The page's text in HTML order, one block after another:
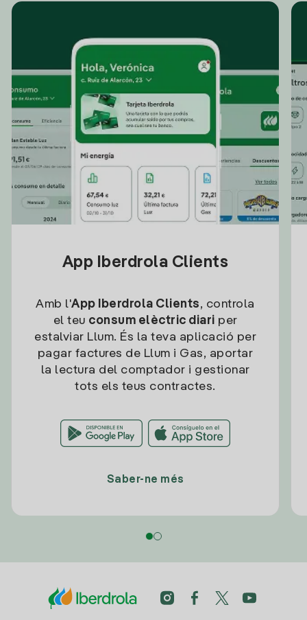
App Iberdrola Clients
Amb l'App Iberdrola Clients, controla
el teu consum elèctric diari per
estalviar Llum. És la teva aplicació per
pagar factures de Llum i Gas, aportar
la lectura del comptador i gestionar
tots els teus contractes.
Saber-ne més